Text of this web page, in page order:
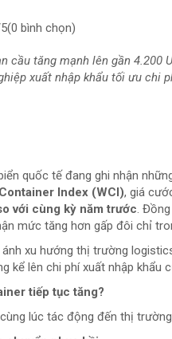
(0 bình chọn)
cầu tăng mạnh lên gần 4.200
xuất nhập khẩu tối ưu chi
quốc tế đang ghi nhận
Index (WCI), giá
với cùng kỳ năm trước .
mức tăng hơn gấp đôi chỉ
ánh xu hướng thị trường
kể lên chi phí xuất nhập khẩu
tiếp tục tăng?
lúc tác động đến thị